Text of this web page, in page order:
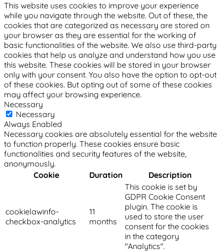
This website uses cookies to improve your experience
while you navigate through the website. Out of these, the
cookies that are categorized as necessary are stored on
your browser as they are essential for the working of
basic functionalities of the website. We also use third-party
cookies that help us analyze and understand how you use
this website. These cookies will be stored in your browser
only with your consent. You also have the option to opt-out
of these cookies. But opting out of some of these cookies
may affect your browsing experience.
Necessary
Necessary
Always Enabled
Necessary cookies are absolutely essential for the website
to function properly. These cookies ensure basic
functionalities and security features of the website,
anonymously.
Cookie
Duration Description
cookielawinfo-
checkbox-analytics
11
months
This cookie is set by
GDPR Cookie Consent
plugin. The cookie is
used to store the user
consent for the cookies
in the category
"Analytics".